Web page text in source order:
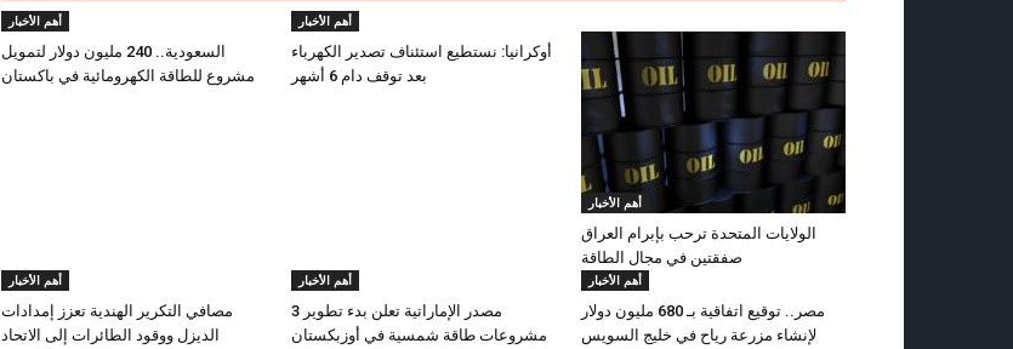
أهم الأخبار
السعودية.. 240 مليون دولار لتمويل
مشروع للطاقة الكهرومائية في باكستان
أهم الأخبار
أوكرانيا: نستطيع استئناف تصدير الكهرباء
بعد توقف دام 6 أشهر
أهم الأخبار
الولايات المتحدة ترحب بإبرام العراق
صفقتين في مجال الطاقة
أهم الأخبار
مصافي التكرير الهندية تعزز إمدادات
الديزل ووقود الطائرات إلى الاتحاد
أهم الأخبار
مصدر الإماراتية تعلن بدء تطوير 3
مشروعات طاقة شمسية في أوزبكستان
أهم الأخبار
مصر.. توقيع‭ ‬اتفاقية بـ 680 مليون دولار
لإنشاء‭ ‬مزرعة رياح في خليج السويس